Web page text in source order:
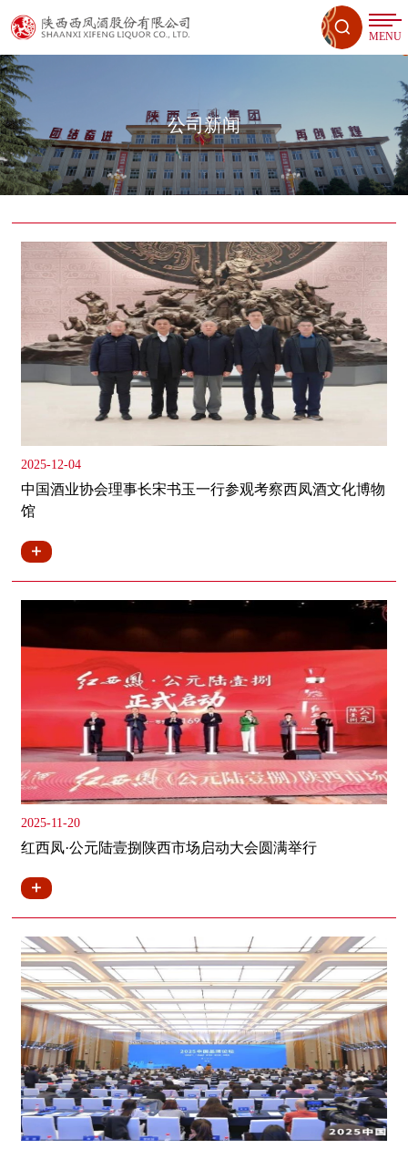
MENU
公司新闻
2025-12-04
中国酒业协会理事长宋书玉一行参观考察西凤酒文化博物
馆
2025-11-20
红西凤·公元陆壹捌陕西市场启动大会圆满举行